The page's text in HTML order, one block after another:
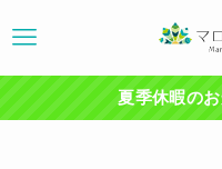
夏季休暇のお